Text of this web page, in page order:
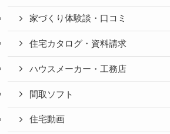
家づくり体験談・口コミ
住宅カタログ・資料請求
ハウスメーカー・工務店
間取ソフト
住宅動画